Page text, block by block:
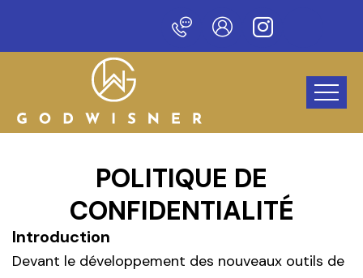
POLITIQUE DE
CONFIDENTIALITÉ
Introduction
Devant le développement des nouveaux outils de